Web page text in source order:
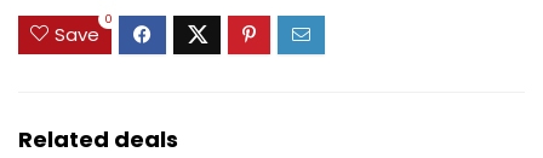
Save
0
Related deals